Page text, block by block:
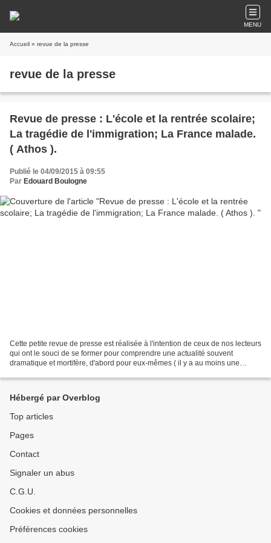
MENU
Accueil » revue de la presse
revue de la presse
Revue de presse : L'école et la rentrée scolaire;
La tragédie de l'immigration; La France malade.
( Athos ).
Publié le 04/09/2015 à 09:55
Par Edouard Boulogne
Cette petite revue de presse est réalisée à l'intention de ceux de nos lecteurs
qui ont le souci de se former pour comprendre une actualité souvent
dramatique et mortifère, d'abord pour eux-mêmes ( il y a au moins une
Hébergé par Overblog
Top articles
Pages
Contact
Signaler un abus
C.G.U.
Cookies et données personnelles
Préférences cookies